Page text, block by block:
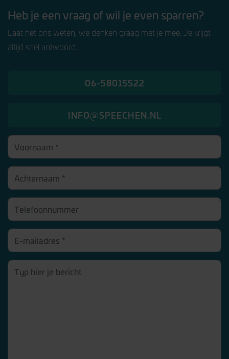
Heb je een vraag of wil je even sparren?
Laat het ons weten, we denken graag met je mee. Je krijgt
altijd snel antwoord.
06-58015522
INFO@SPEECHEN.NL